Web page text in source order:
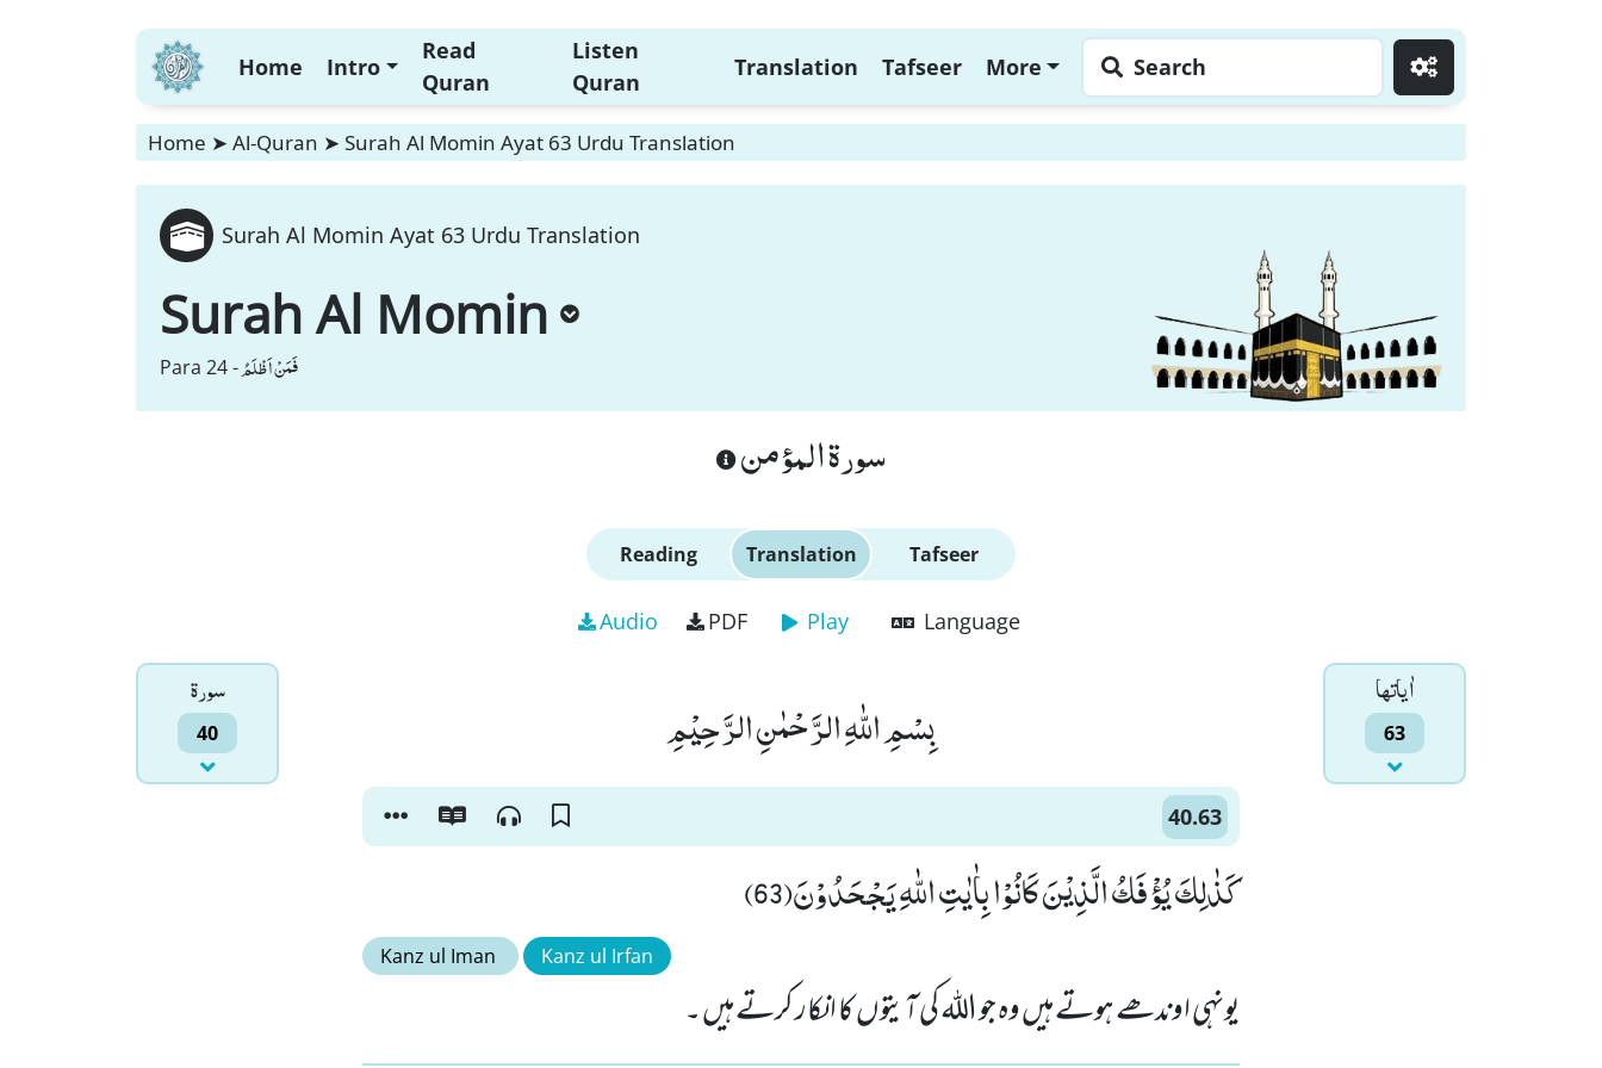
Home Intro
Read
Quran
Listen
Quran
Translation Tafseer More Search
Home ➤ Al-Quran ➤ Surah Al Momin Ayat 63 Urdu Translation
Surah Al Momin Ayat 63 Urdu Translation
Surah Al Momin
Para 24 -فَمَنْ اَظْلَمُ
سورة المؤمن
Reading Translation Tafseer
Audio PDF Play Language
سورۃ
40
اٰياتها
63 بِسْمِ اللّٰهِ الرَّحْمٰنِ الرَّحِیْمِ
40.63
كَذٰلِكَ یُؤْفَكُ الَّذِیْنَ كَانُوْا بِاٰیٰتِ اللّٰهِ یَجْحَدُوْنَ(63)
Kanz ul Iman Kanz ul Irfan
یونہی اوندھے ہوتے ہیں وہ جو اللہ کی آیتوں کا انکار کرتے ہیں ۔